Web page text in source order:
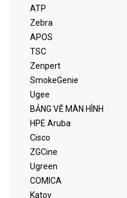
ATP
Zebra
APOS
TSC
Zenpert
SmokeGenie
Ugee
BẢNG VẼ MÀN HÌNH
HPE Aruba
Cisco
ZGCine
Ugreen
COMICA
Katov